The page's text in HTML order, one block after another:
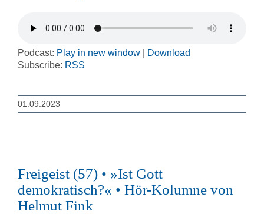
Podcast: Play in new window
Download
Subscribe: RSS
01.09.2023
Freigeist (57) • »Ist Gott
demokratisch?« • Hör-Kolumne von
Helmut Fink